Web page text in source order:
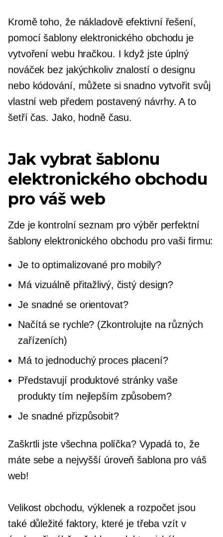
Kromě toho, že nákladově efektivnířešení,
pomocí šablony elektronického obchodu je
vytvoření webu hračkou. I když jste úplný
nováček bez jakýchkoliv znalostí o designu
nebo kódování, můžete si snadno vytvořit svůj
vlastní web předem postavený návrhy. A to
šetří čas. Jako, hodně času.
Jak vybrat šablonu
elektronického obchodu
pro váš web
Zde je kontrolní seznam pro výběr perfektní
šablony elektronického obchodu pro vaši firmu:
Je to optimalizované pro mobily?
Má vizuálně přitažlivý, čistý design?
Je snadné se orientovat?
Načítá se rychle? (Zkontrolujte na různých
zařízeních)
Má to jednoduchý proces placení?
Představují produktové stránky vaše
produkty tím nejlepším způsobem?
Je snadné přizpůsobit?
Zaškrtli jste všechna políčka? Vypadá to, že
máte sebe a nejvyšší úroveň šablona pro váš
web!
Velikost obchodu, výklenek a rozpočet jsou
také důležité faktory, které je třeba vzít v